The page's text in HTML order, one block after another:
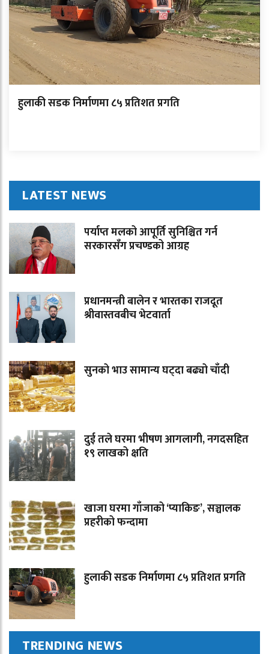
हुलाकी सडक निर्माणमा ८५ प्रतिशत प्रगति
LATEST NEWS
पर्याप्त मलको आपूर्ति सुनिश्चित गर्न
सरकारसँग प्रचण्डको आग्रह
प्रधानमन्त्री बालेन र भारतका राजदूत
श्रीवास्तवबीच भेटवार्ता
सुनको भाउ सामान्य घट्दा बढ्यो चाँदी
दुई तले घरमा भीषण आगलागी, नगदसहित
१९ लाखको क्षति
खाजा घरमा गाँजाको ‘प्याकिङ’, सञ्चालक
प्रहरीको फन्दामा
हुलाकी सडक निर्माणमा ८५ प्रतिशत प्रगति
TRENDING NEWS